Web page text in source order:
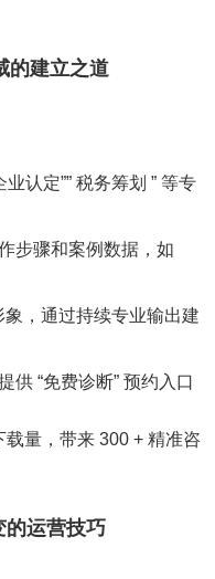
的建立之道
业认定”” 税务筹划 ” 等专
步骤和案例数据，如
象，通过持续专业输出建
供 “免费诊断” 预约入口
量，带来 300 + 精准咨
的运营技巧